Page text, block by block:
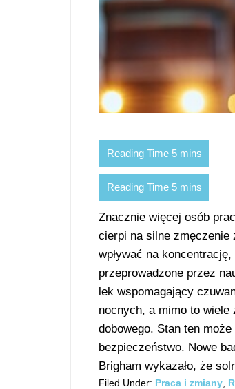
Znacznie więcej osób
cierpi na silne zmęczenie
wpływać na
przeprowadzone przez
lek wspomagający
nocnych, a mimo to
dobowego. Stan ten
bezpieczeństwo. Nowe
Brigham wykazało, że
Filed Under: Praca i zmiany